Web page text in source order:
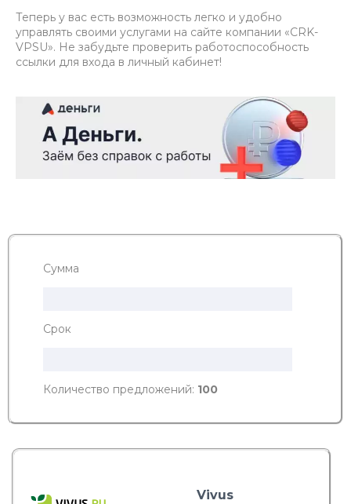
Теперь у вас есть возможность легко и удобно
управлять своими услугами на сайте компании «CRK-
VPSU». Не забудьте проверить работоспособность
ссылки для входа в личный кабинет!
Сумма
Срок
Количество предложений: 100
Vivus